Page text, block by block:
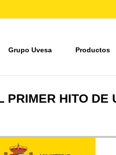
Grupo Uvesa Productos
PRIMER HITO